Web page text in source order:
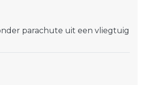
parachute uit een vliegtuig